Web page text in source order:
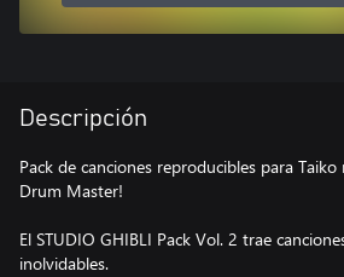
Descripción
Pack de canciones reproducibles para Taiko
Drum Master!
El STUDIO GHIBLI Pack Vol. 2 trae
inolvidables.